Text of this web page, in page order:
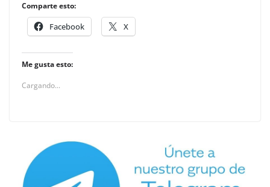
Comparte esto:
Facebook X
Me gusta esto:
Cargando...